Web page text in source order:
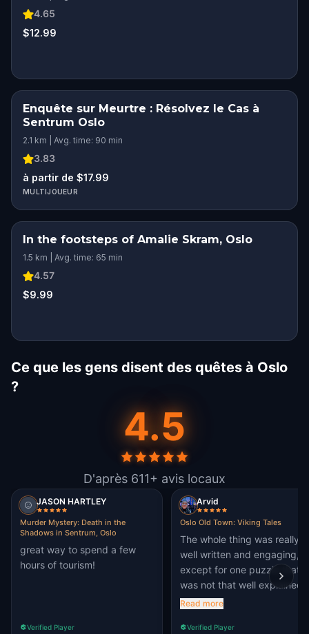
4.65
$12.99
Enquête sur Meurtre : Résolvez le Cas à
Sentrum Oslo
2.1 km | Avg. time: 90 min
3.83
à partir de $17.99
MULTIJOUEUR
In the footsteps of Amalie Skram, Oslo
1.5 km | Avg. time: 65 min
4.57
$9.99
Ce que les gens disent des quêtes à Oslo
?
4.5
D'après 611+ avis locaux
JASON HARTLEY
Murder Mystery: Death in the
Shadows in Sentrum, Oslo
great way to spend a few
hours of tourism!
Verified Player
Arvid
Oslo Old Town: Viking Tales
The whole thing was really
well written and engaging,
except for one puzzle that
was not that well explained,
was all amazing!
Read more
Verified Player